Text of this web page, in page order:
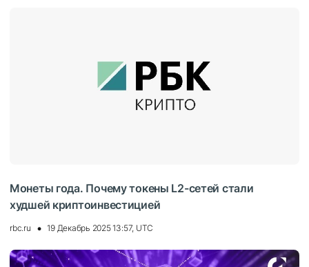
Монеты года. Почему токены L2-сетей стали
худшей криптоинвестицией
rbc.ru 19 Декабрь 2025 13:57, UTC